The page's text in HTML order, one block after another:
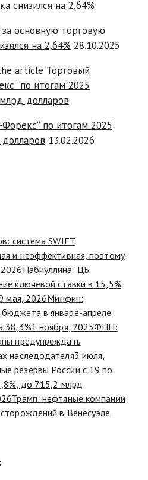
основную торговую
на 2,64% 28.10.2025
по итогам 2025
13.02.2026
система SWIFT
и неэффективная, поэтому
Набиуллина: ЦБ
ключевой ставки в 15,5%
мая, 2026Минфин:
в январе-апреле
38,3%1 ноября, 2025ФНП:
предупреждать
наследодателя3 июля,
резервы России с 19 по
до 715,2 млрд
Трамп: нефтяные компании
в Венесуэле